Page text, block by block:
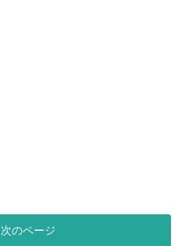
次のページ